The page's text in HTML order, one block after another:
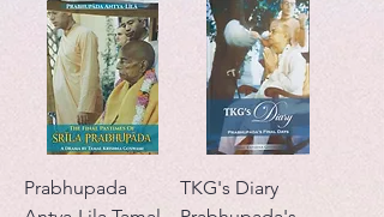
Prabhupada
TKG's Diary